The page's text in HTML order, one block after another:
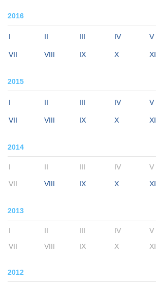
2016
I II III IV V
VII VIII IX X XI
2015
I II III IV V
VII VIII IX X XI
2014
I II III IV V
VII VIII IX X XI
2013
I II III IV V
VII
VIII IX X XI
2012